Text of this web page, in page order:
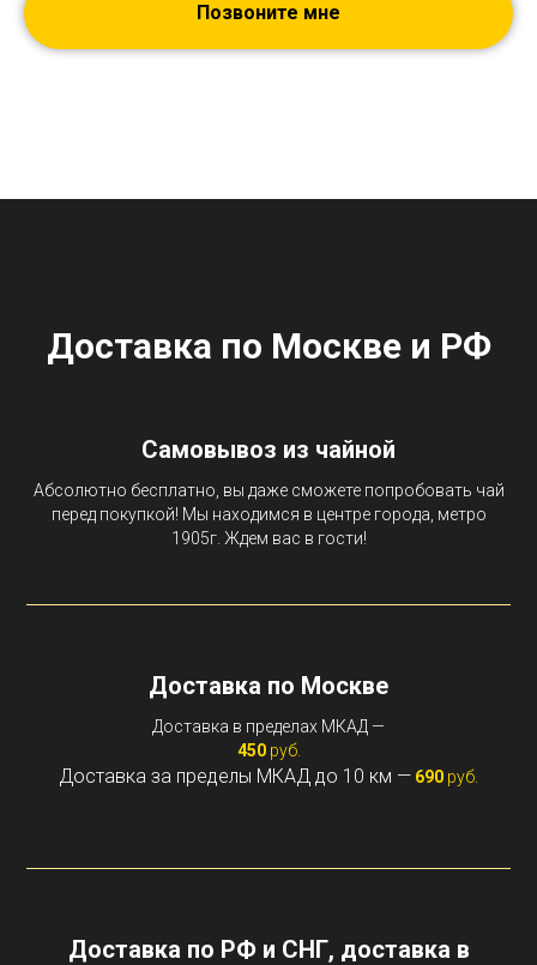
Позвоните мне
Доставка по Москве и РФ
Самовывоз из чайной
Абсолютно бесплатно, вы даже сможете попробовать чай
перед покупкой! Мы находимся в центре города, метро
1905г. Ждем вас в гости!
Доставка по Москве
Доставка в пределах МКАД —
450 руб.
Доставка за пределы МКАД до 10 км — 690 руб.
Доставка по РФ и СНГ, доставка в